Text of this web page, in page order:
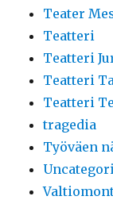
Teater
Teatteri
Teatteri
Teatteri
Teatteri
tragedia
Työväen